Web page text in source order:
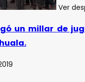
Ver
un millar de